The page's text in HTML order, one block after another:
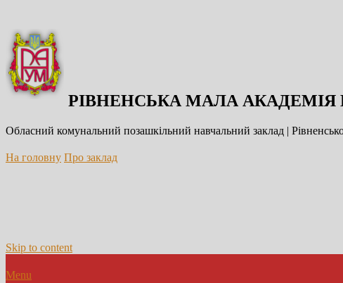
РІВНЕНСЬКА МАЛА АКАДЕМІЯ
Обласний комунальний позашкільний навчальний заклад |
На головну Про заклад
Skip to content
Menu